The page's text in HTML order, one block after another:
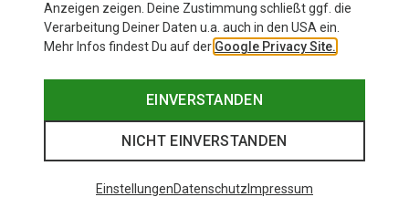
Anzeigen zeigen. Deine Zustimmung schließt ggf. die
Verarbeitung Deiner Daten u.a. auch in den USA ein.
Mehr Infos findest Du auf der Google Privacy Site.
EINVERSTANDEN
NICHT EINVERSTANDEN
EinstellungenDatenschutz Impressum